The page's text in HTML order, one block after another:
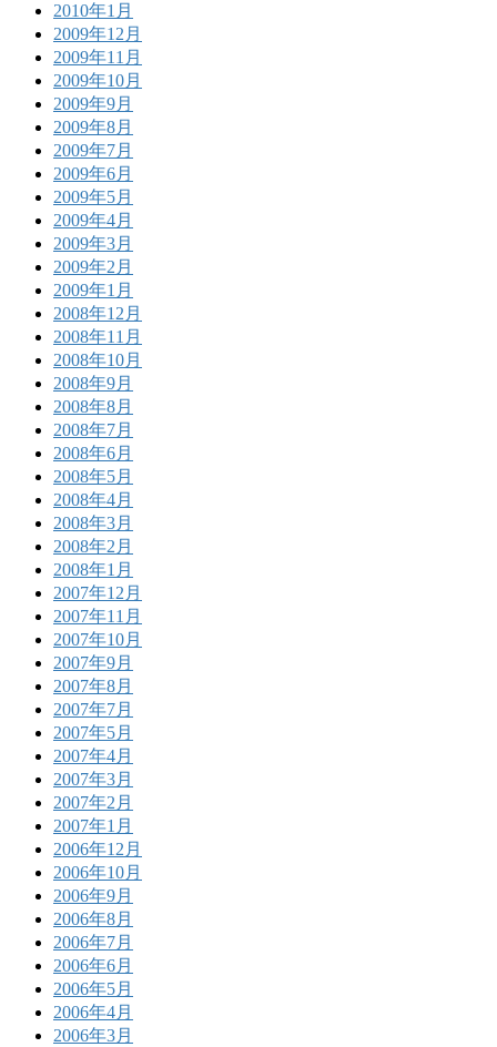
2010年1月
2009年12月
2009年11月
2009年10月
2009年9月
2009年8月
2009年7月
2009年6月
2009年5月
2009年4月
2009年3月
2009年2月
2009年1月
2008年12月
2008年11月
2008年10月
2008年9月
2008年8月
2008年7月
2008年6月
2008年5月
2008年4月
2008年3月
2008年2月
2008年1月
2007年12月
2007年11月
2007年10月
2007年9月
2007年8月
2007年7月
2007年5月
2007年4月
2007年3月
2007年2月
2007年1月
2006年12月
2006年10月
2006年9月
2006年8月
2006年7月
2006年6月
2006年5月
2006年4月
2006年3月